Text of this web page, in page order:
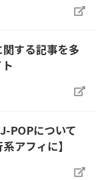
関する記事を多
POPについて
アフィに】